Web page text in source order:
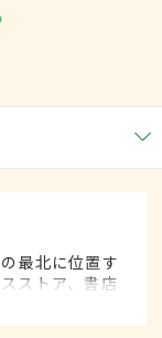
最北に位置す
ストア、書店
。多くの企業
、夏島貝塚と